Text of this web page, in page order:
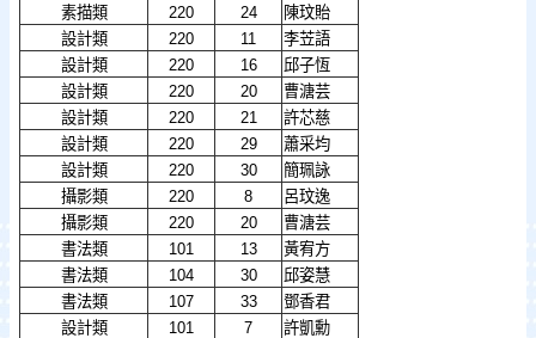
素描類
220 24
陳玟貽
設計類
220 11
李苙語
設計類
220 16
邱子恆
設計類
220 20
曹溏芸
設計類
220 21
許芯慈
設計類
220 29
蕭采均
設計類
220 30
簡珮詠
攝影類
220 8
呂玟逸
攝影類
220 20
曹溏芸
書法類
101 13
黃宥方
書法類
104 30
邱姿慧
書法類
107 33
鄧香君
設計類
101 7
許凱勳